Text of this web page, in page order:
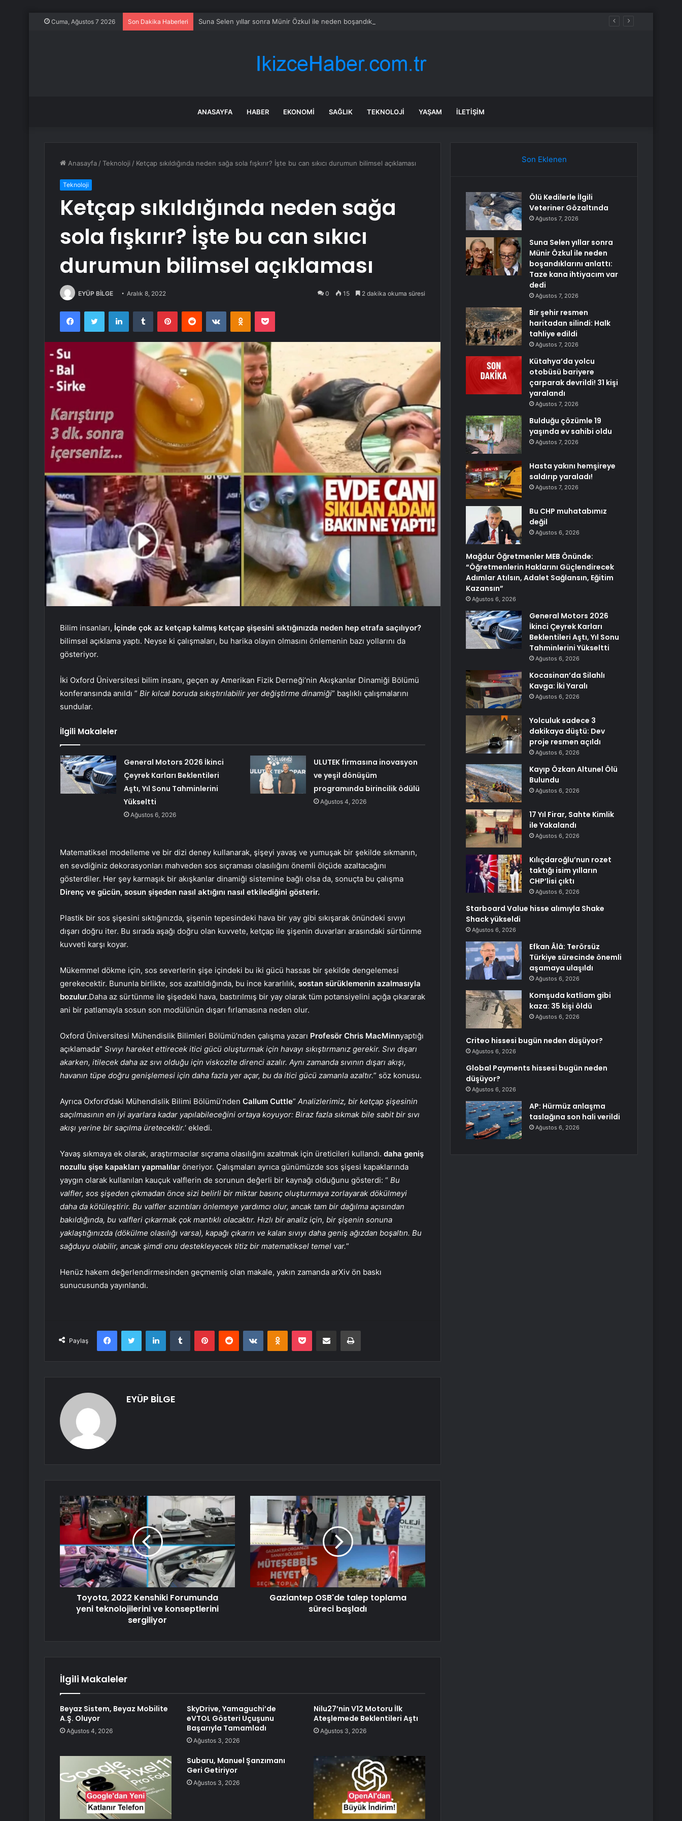
Cuma, Ağustos 7 2026 Son Dakika Haberleri Suna Selen yıllar sonra Münir Özkul ile neden boşandıklarını anlattı: Taze kana ihtiyacım var dedi
ANASAYFA HABER EKONOMI SAĞLIK TEKNOLOJI YAŞAM İLETIŞIM
Anasayfa /Teknoloji / Ketçap sıkıldığında neden sağa sola fışkırır? İşte bu can sıkıcı durumun bilimsel açıklaması
Teknoloji
Ketçap sıkıldığında neden sağa
sola fışkırır? İşte bu can sıkıcı
durumun bilimsel açıklaması
EYÜP BİLGE Aralık 8, 2022 0 15 2 dakika okuma süresi
FacebookTwitter LinkedInTumblr PinterestReddit VKontakteOdnoklassniki
Pocket
Bilim insanları, İçinde çok az ketçap kalmış ketçap şişesini sıktığınızda neden hep etrafa saçılıyor?
bilimsel açıklama yaptı. Neyse ki çalışmaları, bu harika olayın olmasını önlemenin bazı yollarını da
gösteriyor.
İki Oxford Üniversitesi bilim insanı, geçen ay Amerikan Fizik Derneği’nin Akışkanlar Dinamiği Bölümü
konferansında anıldı ” Bir kılcal boruda sıkıştırılabilir yer değiştirme dinamiği” başlıklı çalışmalarını
sundular.
İlgili Makaleler
General Motors 2026 İkinci
Çeyrek Karları Beklentileri
Aştı, Yıl Sonu Tahminlerini
Yükseltti
Ağustos 6, 2026
ULUTEK firmasına inovasyon
ve yeşil dönüşüm
programında birincilik ödülü
Ağustos 4, 2026
Matematiksel modelleme ve bir dizi deney kullanarak, şişeyi yavaş ve yumuşak bir şekilde sıkmanın,
en sevdiğiniz dekorasyonları mahveden sos sıçraması olasılığını önemli ölçüde azaltacağını
gösterdiler. Her şey karmaşık bir akışkanlar dinamiği sistemine bağlı olsa da, sonuçta bu çalışma
Direnç ve gücün, sosun şişeden nasıl aktığını nasıl etkilediğini gösterir.
Plastik bir sos şişesini sıktığınızda, şişenin tepesindeki hava bir yay gibi sıkışarak önündeki sıvıyı
dışarı doğru iter. Bu sırada aşağı doğru olan kuvvete, ketçap ile şişenin duvarları arasındaki sürtünme
kuvveti karşı koyar.
Mükemmel dökme için, sos severlerin şişe içindeki bu iki gücü hassas bir şekilde dengelemesi
gerekecektir. Bununla birlikte, sos azaltıldığında, bu ince kararlılık, sostan sürüklemenin azalmasıyla
bozulur.Daha az sürtünme ile şişedeki hava, bastırılmış bir yay olarak tüm potansiyelini açığa çıkararak
ani bir patlamayla sosun son modülünün dışarı fırlamasına neden olur.
Oxford Üniversitesi Mühendislik Bilimleri Bölümü’nden çalışma yazarı Profesör Chris MacMinnyaptığı
açıklamada” Sıvıyı hareket ettirecek itici gücü oluşturmak için havayı sıkıştırmanız gerekir. Sıvı dışarı
akarken, itilecek daha az sıvı olduğu için viskozite direnci azalır. Aynı zamanda sıvının dışarı akışı,
havanın tüpe doğru genişlemesi için daha fazla yer açar, bu da itici gücü zamanla azaltır.” söz konusu.
Ayrıca Oxford’daki Mühendislik Bilimi Bölümü’nden Callum Cuttle” Analizlerimiz, bir ketçap şişesinin
saçılmasının en iyi ayarlara kadar yapılabileceğini ortaya koyuyor: Biraz fazla sıkmak bile sabit bir sıvı
akışı yerine bir saçılma üretecektir.‘ ekledi.
Yavaş sıkmaya ek olarak, araştırmacılar sıçrama olasılığını azaltmak için üreticileri kullandı. daha geniş
nozullu şişe kapakları yapmalılar öneriyor. Çalışmaları ayrıca günümüzde sos şişesi kapaklarında
yaygın olarak kullanılan kauçuk valflerin de sorunun değerli bir kaynağı olduğunu gösterdi: “ Bu
valfler, sos şişeden çıkmadan önce sizi belirli bir miktar basınç oluşturmaya zorlayarak dökülmeyi
daha da kötüleştirir. Bu valfler sızıntıları önlemeye yardımcı olur, ancak tam bir dağılma açısından
bakıldığında, bu valfleri çıkarmak çok mantıklı olacaktır. Hızlı bir analiz için, bir şişenin sonuna
yaklaştığınızda (dökülme olasılığı varsa), kapağı çıkarın ve kalan sıvıyı daha geniş ağızdan boşaltın. Bu
sağduyu olabilir, ancak şimdi onu destekleyecek titiz bir matematiksel temel var.”
Henüz hakem değerlendirmesinden geçmemiş olan makale, yakın zamanda arXiv ön baskı
sunucusunda yayınlandı.
Paylaş
FacebookTwitter LinkedInTumblr PinterestReddit VKontakteOdnoklassniki
Pocket E-Posta ile paylaş Yazdır
EYÜP BİLGE
Toyota, 2022 Kenshiki Forumunda
yeni teknolojilerini ve konseptlerini
sergiliyor
Gaziantep OSB'de talep toplama
süreci başladı
İlgili Makaleler
Beyaz Sistem, Beyaz Mobilite
A.Ş. Oluyor
Ağustos 4, 2026
SkyDrive, Yamaguchi’de
eVTOL Gösteri Uçuşunu
Başarıyla Tamamladı
Ağustos 3, 2026
Nilu27’nin V12 Motoru İlk
Ateşlemede Beklentileri Aştı
Ağustos 3, 2026
Subaru, Manuel Şanzımanı
Geri Getiriyor
Ağustos 3, 2026
Son Eklenen
Ölü Kedilerle İlgili
Veteriner Gözaltında
Ağustos 7, 2026
Suna Selen yıllar sonra
Münir Özkul ile neden
boşandıklarını anlattı:
Taze kana ihtiyacım var
dedi
Ağustos 7, 2026
Bir şehir resmen
haritadan silindi: Halk
tahliye edildi
Ağustos 7, 2026
Kütahya’da yolcu
otobüsü bariyere
çarparak devrildi! 31 kişi
yaralandı
Ağustos 7, 2026
Bulduğu çözümle 19
yaşında ev sahibi oldu
Ağustos 7, 2026
Hasta yakını hemşireye
saldırıp yaraladı!
Ağustos 7, 2026
Bu CHP muhatabımız
değil
Ağustos 6, 2026
Mağdur Öğretmenler MEB Önünde:
“Öğretmenlerin Haklarını Güçlendirecek
Adımlar Atılsın, Adalet Sağlansın, Eğitim
Kazansın”
Ağustos 6, 2026
General Motors 2026
İkinci Çeyrek Karları
Beklentileri Aştı, Yıl Sonu
Tahminlerini Yükseltti
Ağustos 6, 2026
Kocasinan’da Silahlı
Kavga: İki Yaralı
Ağustos 6, 2026
Yolculuk sadece 3
dakikaya düştü: Dev
proje resmen açıldı
Ağustos 6, 2026
Kayıp Özkan Altunel Ölü
Bulundu
Ağustos 6, 2026
17 Yıl Firar, Sahte Kimlik
ile Yakalandı
Ağustos 6, 2026
Kılıçdaroğlu’nun rozet
taktığı isim yılların
CHP’lisi çıktı
Ağustos 6, 2026
Starboard Value hisse alımıyla Shake
Shack yükseldi
Ağustos 6, 2026
Efkan Âlâ: Terörsüz
Türkiye sürecinde önemli
aşamaya ulaşıldı
Ağustos 6, 2026
Komşuda katliam gibi
kaza: 35 kişi öldü
Ağustos 6, 2026
Criteo hissesi bugün neden düşüyor?
Ağustos 6, 2026
Global Payments hissesi bugün neden
düşüyor?
Ağustos 6, 2026
AP: Hürmüz anlaşma
taslağına son hali verildi
Ağustos 6, 2026